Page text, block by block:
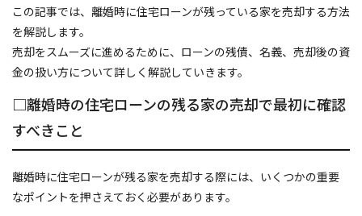
会社概要
代表あいさつ
プライバシーポリシー
トピックス
この記事では、離婚時に住宅ローンが残っている家を売却する方法
を解説します。
売却をスムーズに進めるために、ローンの残債、名義、売却後の資
金の扱い方について詳しく解説していきます。
□離婚時の住宅ローンの残る家の売却で最初に確認
すべきこと
離婚時に住宅ローンが残る家を売却する際には、いくつかの重要
なポイントを押さえておく必要があります。